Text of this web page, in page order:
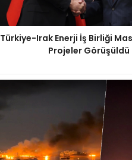
Türkiye-Irak Enerji İş Birliği
Projeler Görüşüldü